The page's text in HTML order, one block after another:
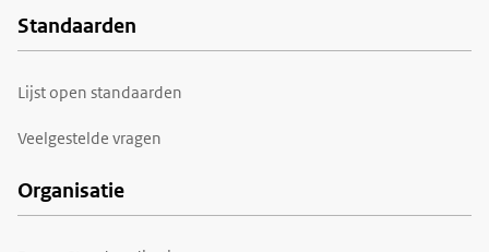
Voet
Standaarden
Lijst open standaarden
Veelgestelde vragen
Organisatie